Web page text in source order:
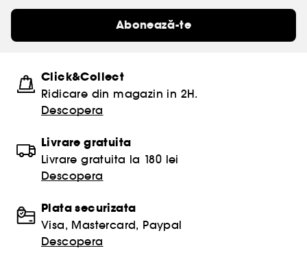
Abonează-te
Click&Collect
Ridicare din magazin in 2H.
Descopera
Livrare gratuita
Livrare gratuita la 180 lei
Descopera
Plata securizata
Visa, Mastercard, Paypal
Descopera